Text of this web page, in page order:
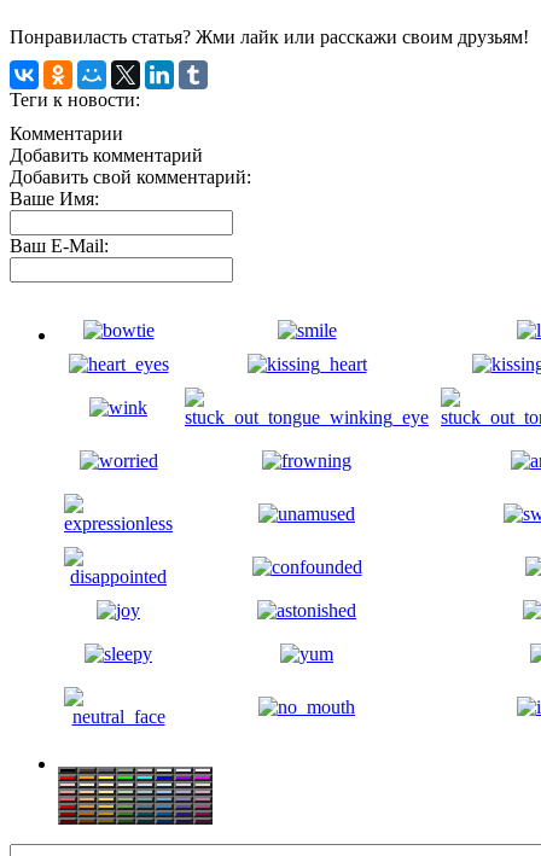
Понравиласть статья? Жми лайк или расскажи своим друзьям!
Теги к новости:
Комментарии
Добавить комментарий
Добавить свой комментарий:
Ваше Имя:
Ваш E-Mail: